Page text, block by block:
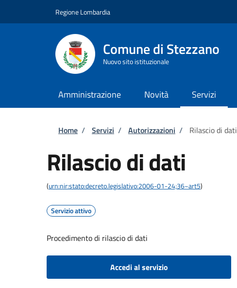
Regione Lombardia
Comune di Stezzano
Nuovo sito istituzionale
Amministrazione Novità Servizi
Briciole di pane
Home / Servizi / Autorizzazioni / Rilascio di dati
Rilascio di dati
(urn:nir:stato:decreto.legislativo:2006-01-24;36~art5)
Servizio attivo
Procedimento di rilascio di dati
Accedi al servizio